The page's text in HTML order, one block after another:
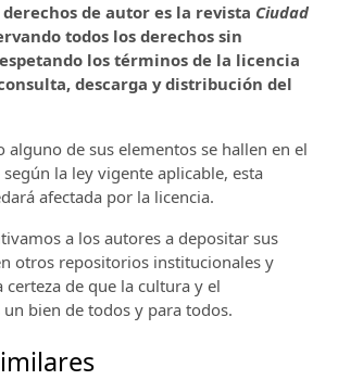
de autor es la revista Ciudad
todos los derechos sin
los términos de la licencia
descarga y distribución del
alguno de sus elementos se hallen en el
la ley vigente aplicable, esta
afectada por la licencia.
a los autores a depositar sus
otros repositorios institucionales y
certeza de que la cultura y el
bien de todos y para todos.